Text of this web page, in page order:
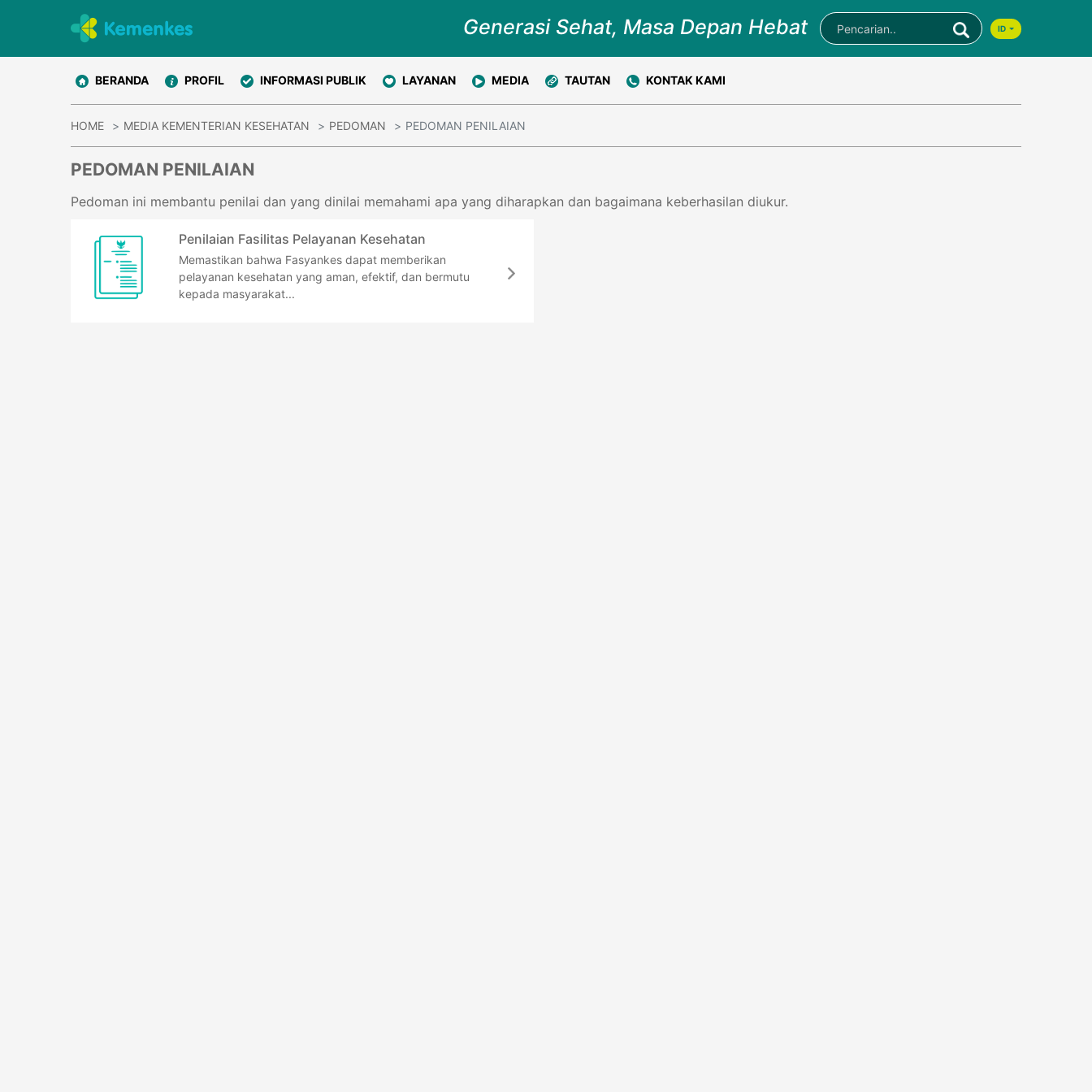
Generasi Sehat, Masa Depan Hebat ID
BERANDA PROFIL INFORMASI PUBLIK LAYANAN MEDIA TAUTAN KONTAK KAMI
HOME MEDIA KEMENTERIAN KESEHATAN PEDOMAN PEDOMAN PENILAIAN
PEDOMAN PENILAIAN
Pedoman ini membantu penilai dan yang dinilai memahami apa yang diharapkan dan bagaimana keberhasilan diukur.
Penilaian Fasilitas Pelayanan Kesehatan
Memastikan bahwa Fasyankes dapat memberikan
pelayanan kesehatan yang aman, efektif, dan bermutu
kepada masyarakat...